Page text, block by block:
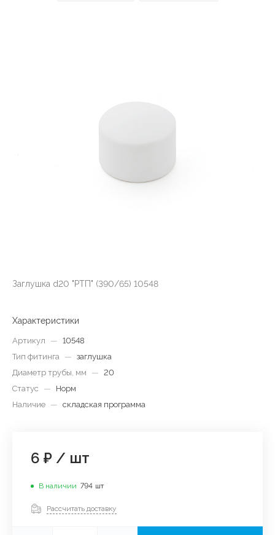
Заглушка d20 "РТП" (390/65) 10548
Характеристики
Артикул — 10548
Тип фитинга — заглушка
Диаметр трубы, мм
— 20
Статус
—
Норм
Наличие — складская программа
6 ₽ / шт
В наличии 794 шт
Рассчитать доставку